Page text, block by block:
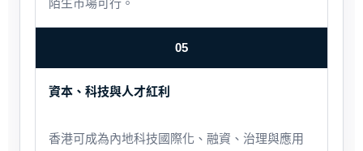
05
資本、科技與人才紅利
香港可成為內地科技國際化、融資、治理與應用